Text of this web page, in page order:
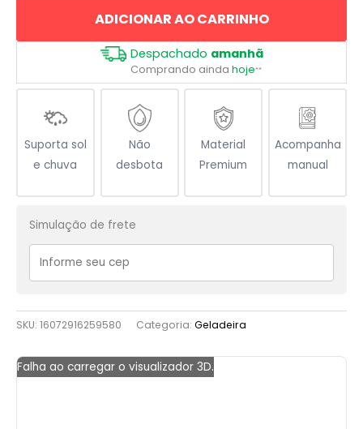
ADICIONAR AO CARRINHO
Despachado amanhã
Comprando ainda hoje**
Suporta sol
e chuva
Não
desbota
Material
Premium
Acompanha
manual
Simulação de frete
SKU: 16072916259580 Categoria: Geladeira
Falha ao carregar o visualizador 3D.